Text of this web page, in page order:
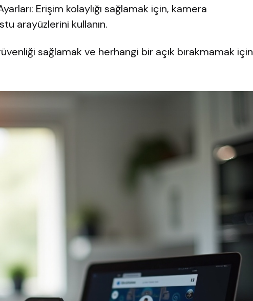
Erişim kolaylığı sağlamak için, kamera
arayüzlerini kullanın.
sağlamak ve herhangi bir açık bırakmamak için